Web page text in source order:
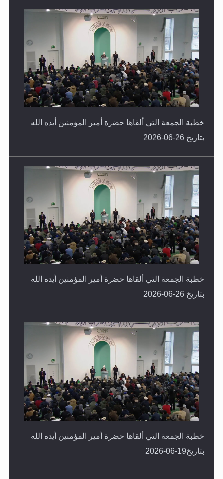
خطبة الجمعة التي ألقاها حضرة أمير المؤمنين أيده الله
بتاريخ 26-06-2026
خطبة الجمعة التي ألقاها حضرة أمير المؤمنين أيده الله
بتاريخ 26-06-2026
خطبة الجمعة التي ألقاها حضرة أمير المؤمنين أيده الله
بتاريخ19-06-2026